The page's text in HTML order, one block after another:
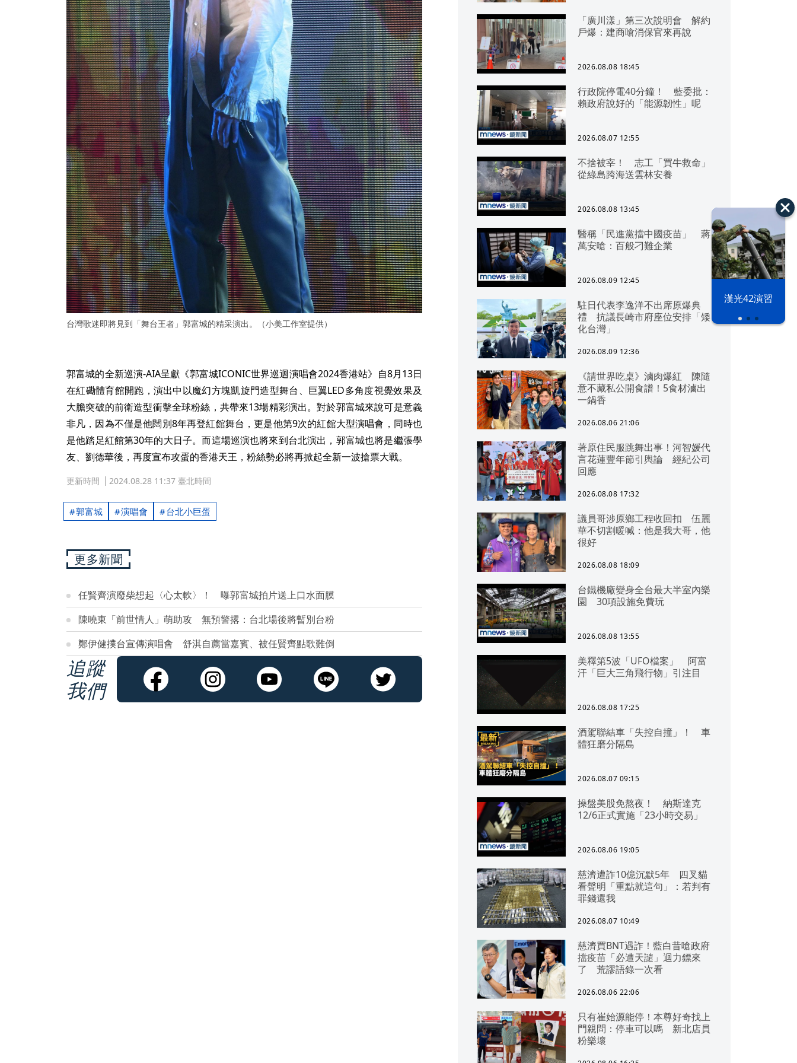
漢光42演習
台灣歌迷即將見到「舞台王者」郭富城的精采演出。（小美工作室提供）
郭富城的全新巡演-AIA呈獻《郭富城ICONIC世界巡迴演唱會2024香港站》自8月13日
在紅磡體育館開跑，演出中以魔幻方塊凱旋門造型舞台、巨翼LED多角度視覺效果及
大膽突破的前衛造型衝擊全球粉絲，共帶來13場精彩演出。對於郭富城來說可是意義
非凡，因為不僅是他闊別8年再登紅館舞台，更是他第9次的紅館大型演唱會，同時也
是他踏足紅館第30年的大日子。而這場巡演也將來到台北演出，郭富城也將是繼張學
友、劉德華後，再度宣布攻蛋的香港天王，粉絲勢必將再掀起全新一波搶票大戰。
更新時間 2024.08.28 11:37 臺北時間
郭富城 演唱會 台北小巨蛋
更多新聞
任賢齊演廢柴想起〈心太軟〉！ 曝郭富城拍片送上口水面膜
陳曉東「前世情人」萌助攻 無預警撂：台北場後將暫別台粉
鄭伊健撲台宣傳演唱會 舒淇自薦當嘉賓、被任賢齊點歌難倒
追蹤
我們
「廣川漾」第三次說明會 解約
戶爆：建商嗆消保官來再說
2026.08.08 18:45
行政院停電40分鐘！ 藍委批：
賴政府說好的「能源韌性」呢
2026.08.07 12:55
不捨被宰！ 志工「買牛救命」
從綠島跨海送雲林安養
2026.08.08 13:45
醫稱「民進黨擋中國疫苗」 蔣
萬安嗆：百般刁難企業
2026.08.09 12:45
駐日代表李逸洋不出席原爆典
禮 抗議長崎市府座位安排「矮
化台灣」
2026.08.09 12:36
《請世界吃桌》滷肉爆紅 陳隨
意不藏私公開食譜！5食材滷出
一鍋香
2026.08.06 21:06
著原住民服跳舞出事！河智媛代
言花蓮豐年節引輿論 經紀公司
回應
2026.08.08 17:32
議員哥涉原鄉工程收回扣 伍麗
華不切割暖喊：他是我大哥，他
很好
2026.08.08 18:09
台鐵機廠變身全台最大半室內樂
園 30項設施免費玩
2026.08.08 13:55
美釋第5波「UFO檔案」 阿富
汗「巨大三角飛行物」引注目
2026.08.08 17:25
酒駕聯結車「失控自撞」！ 車
體狂磨分隔島
2026.08.07 09:15
操盤美股免熬夜！ 納斯達克
12/6正式實施「23小時交易」
2026.08.06 19:05
慈濟遭詐10億沉默5年 四叉貓
看聲明「重點就這句」：若判有
罪錢還我
2026.08.07 10:49
慈濟買BNT遇詐！藍白昔嗆政府
擋疫苗「必遭天譴」迴力鏢來
了 荒謬語錄一次看
2026.08.06 22:06
只有崔始源能停！本尊好奇找上
門親問：停車可以嗎 新北店員
粉樂壞